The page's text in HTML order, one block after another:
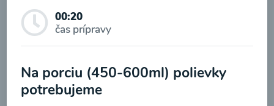
00:20
čas prípravy
Na porciu (450-600ml) polievky
potrebujeme
Odber noviniek a akcií
Odoslaním registrácie na Newsletter súhlasím so
spracovaním osobných údajov pre účely